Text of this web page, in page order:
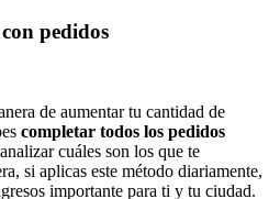
pedidos
de aumentar tu cantidad de
completar todos los pedidos
cuáles son los que te
si aplicas este método diariamente,
importante para ti y tu ciudad.